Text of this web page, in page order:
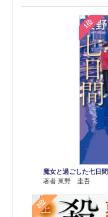
1位
魔女と過ごした七日間
著者 東野 圭吾
2位